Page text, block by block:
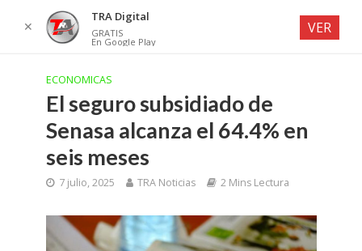
ECONOMICAS
El seguro subsidiado de
Senasa alcanza el 64.4% en
seis meses
7 julio, 2025 TRA Noticias 2 Mins Lectura
✕
TRA Digital
GRATIS
En Google Play
VER